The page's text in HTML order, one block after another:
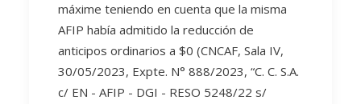
máxime teniendo en cuenta que la misma
AFIP había admitido la reducción de
anticipos ordinarios a $0 (CNCAF, Sala IV,
30/05/2023, Expte. N° 888/2023, “C. C. S.A.
c/ EN - AFIP - DGI - RESO 5248/22 s/